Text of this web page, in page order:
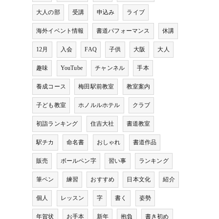
大人の部 受講 申込み ライブ
海外イベント情報 書道パフォーマンス 休講
12月 入会 FAQ 子供 大阪 大人
趣味 YouTube チャンネル 手本
養成コース 梅田駅前教室 教室案内
子ども教室 ホノルルホテル クラブ
初詣ランキング 住吉大社 書道教室
駅チカ 命名書 おしゃれ 書道作品
販売 ボールペン字 習い事 ランキング
筆ペン 練習 おすすめ 日本文化 紹介
個人 レッスン 字 書く 姿勢
年賀状 お手本 新年 抱負 書き初め